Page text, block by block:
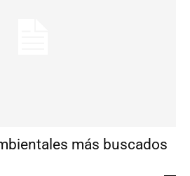
más buscados